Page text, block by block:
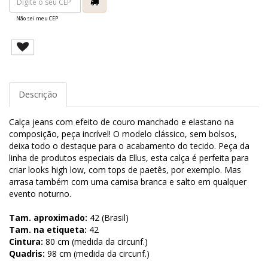
Não sei meu CEP
Descrição
Calça jeans com efeito de couro manchado e elastano na
composição, peça incrível! O modelo clássico, sem bolsos,
deixa todo o destaque para o acabamento do tecido. Peça da
linha de produtos especiais da Ellus, esta calça é perfeita para
criar looks high low, com tops de paetês, por exemplo. Mas
arrasa também com uma camisa branca e salto em qualquer
evento noturno.
Tam. aproximado: 42 (Brasil)
Tam. na etiqueta: 42
Cintura: 80 cm (medida da circunf.)
Quadris: 98 cm (medida da circunf.)